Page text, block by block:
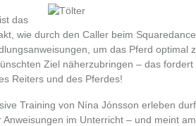
das
wie durch den Caller beim
um das Pferd optimal
Ziel näherzubringen – das fordert
Reiters und des Pferdes!
Training von Nína Jónsson erleben
im Unterricht – und meint